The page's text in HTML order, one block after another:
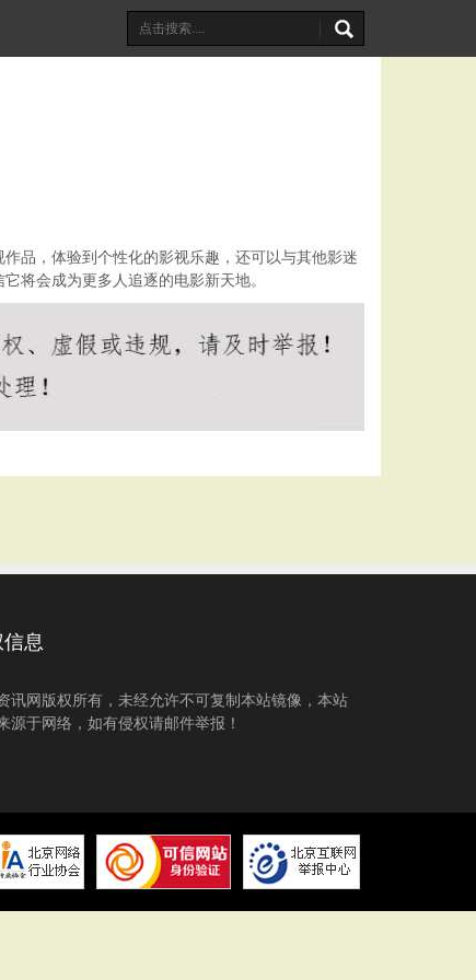
品，体验到个性化的影视乐趣，还可以与其他影迷
将会成为更多人追逐的电影新天地。
息
讯网版权所有，未经允许不可复制本站镜像，本站
源于网络，如有侵权请邮件举报！